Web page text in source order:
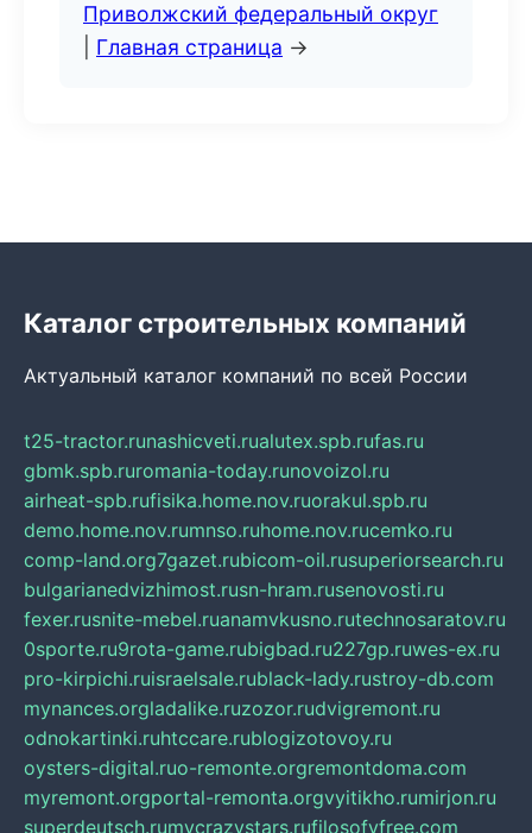
Приволжский федеральный округ
Главная страница →
Каталог строительных компаний
Актуальный каталог компаний по всей России
t25-tractor.runashicveti.rualutex.spb.rufas.ru
gbmk.spb.ruromania-today.runovoizol.ru
airheat-spb.rufisika.home.nov.ruorakul.spb.ru
demo.home.nov.rumnso.ruhome.nov.rucemko.ru
comp-land.org7gazet.rubicom-oil.rusuperiorsearch.ru
bulgarianedvizhimost.rusn-hram.rusenovosti.ru
fexer.rusnite-mebel.ruanamvkusno.rutechnosaratov.ru
0sporte.ru9rota-game.rubigbad.ru227gp.ruwes-ex.ru
pro-kirpichi.ruisraelsale.rublack-lady.rustroy-db.com
mynances.orgladalike.ruzozor.rudvigremont.ru
odnokartinki.ruhtccare.rublogizotovoy.ru
oysters-digital.ruo-remonte.orgremontdoma.com
myremont.orgportal-remonta.orgvyitikho.rumirjon.ru
superdeutsch.rumycrazystars.rufilosofyfree.com